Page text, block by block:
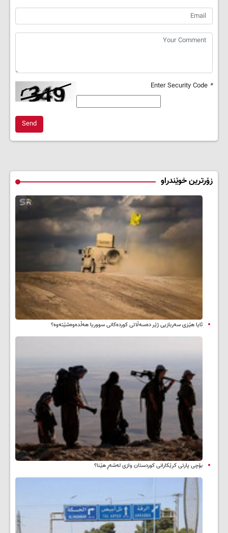
*
Send
زۆرترین خوێندراو
ئایا هێزی سەربازیی ژێر دەسەڵاتی کوردەکانی سووریا هەڵدەوەشێتەوە؟
بۆچی پارتی کرێکارانی کوردستان وازی لەشەڕ هێنا؟